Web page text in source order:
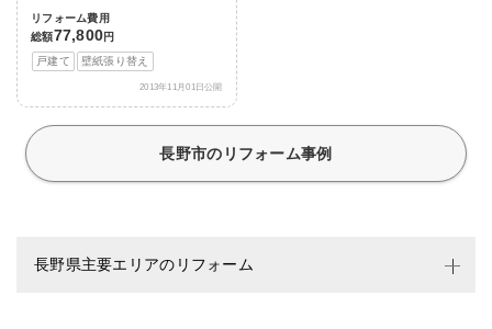
リフォーム費用
総額77,800円
戸建て
壁紙張り替え
2013年11月01日公開
長野市のリフォーム事例
長野県主要エリアのリフォーム